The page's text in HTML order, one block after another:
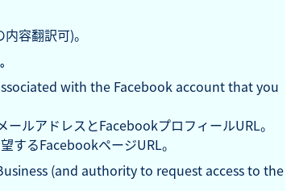
容翻訳可)。
with the Facebook account that you
ルアドレスとFacebookプロフィールURL。
するFacebookページURL。
(and authority to request access to the